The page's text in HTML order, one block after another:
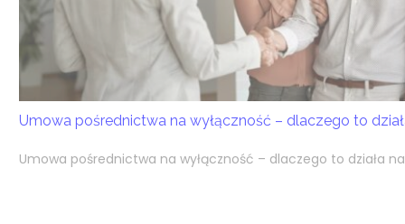
Umowa pośrednictwa na wyłączność – dlaczego to
Umowa pośrednictwa na wyłączność – dlaczego to działa